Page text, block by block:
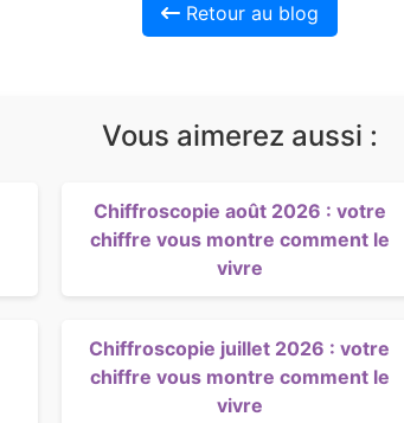
Retour au blog
Vous aimerez aussi :
Chiffroscopie août 2026 : votre
chiffre vous montre comment le
vivre
Chiffroscopie juillet 2026 : votre
chiffre vous montre comment le
vivre